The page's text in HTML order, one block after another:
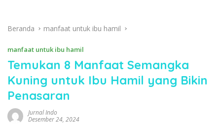
Beranda manfaat untuk ibu hamil
manfaat untuk ibu hamil
Temukan 8 Manfaat Semangka
Kuning untuk Ibu Hamil yang Bikin
Penasaran
Jurnal Indo
Desember 24, 2024